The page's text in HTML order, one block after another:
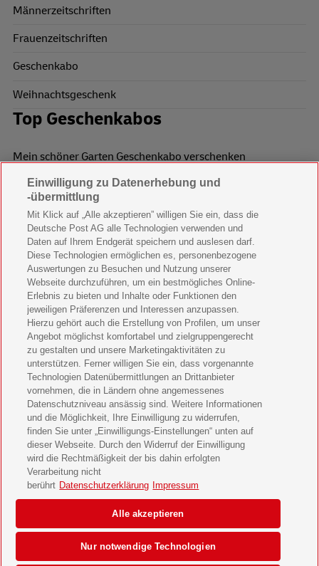
Männerzeitschriften
Frauenzeitschriften
Geschenkabo
Weihnachtsgeschenk
Top Geschenkabos
Mein schöner Garten Geschenkabo verschenken
Wohnen & Garten Geschenkabo verschenken
Mein schönes Land Geschenkabo verschenken
Bild der Frau Geschenkabo verschenken
11 Freunde Geschenkabo verschenken
LEGO Ninjago Magazin Geschenkabo verschenken
Brigitte Geschenkabo verschenken
GEOlino Geschenkabo verschenken
Stern Crime Geschenkabo verschenken
Welt der Wunder Geschenkabo verschenken
GEO Geschenkabo verschenken
Datenschutz & Cookies
Einwilligungs-Einstellungen
Barrierefreiheit
Einwilligung zu Datenerhebung und
-übermittlung
Mit Klick auf „Alle akzeptieren” willigen Sie ein, dass die
Deutsche Post AG alle Technologien verwenden und
Daten auf Ihrem Endgerät speichern und auslesen darf.
Diese Technologien ermöglichen es, personenbezogene
Auswertungen zu Besuchen und Nutzung unserer
Webseite durchzuführen, um ein bestmögliches Online-
Erlebnis zu bieten und Inhalte oder Funktionen den
jeweiligen Präferenzen und Interessen anzupassen.
Hierzu gehört auch die Erstellung von Profilen, um unser
Angebot möglichst komfortabel und zielgruppengerecht
zu gestalten und unsere Marketingaktivitäten zu
unterstützen. Ferner willigen Sie ein, dass vorgenannte
Technologien Datenübermittlungen an Drittanbieter
vornehmen, die in Ländern ohne angemessenes
Datenschutzniveau ansässig sind. Weitere Informationen
und die Möglichkeit, Ihre Einwilligung zu widerrufen,
finden Sie unter „Einwilligungs-Einstellungen“ unten auf
dieser Webseite. Durch den Widerruf der Einwilligung
wird die Rechtmäßigkeit der bis dahin erfolgten
Verarbeitung nicht
berührt Datenschutzerklärung Impressum
Nur notwendige Technologien
Alle akzeptieren